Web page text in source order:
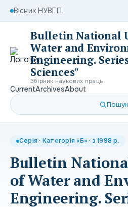
Вісник НУВГП
Bulletin National
Water and
Engineering.
Sciences"
Збірник наукових праць
CurrentArchivesAbout
Пошук
Серія · Категорія «Б» · з 1998 р.
Bulletin
of Water and
Engineering.